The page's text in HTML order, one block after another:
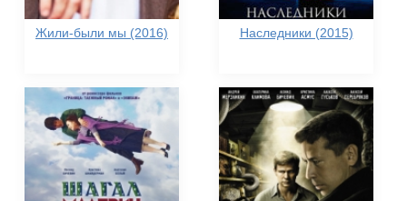
Жили-были мы (2016) Наследники (2015)